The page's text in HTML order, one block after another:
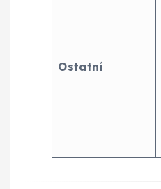
Ostatní